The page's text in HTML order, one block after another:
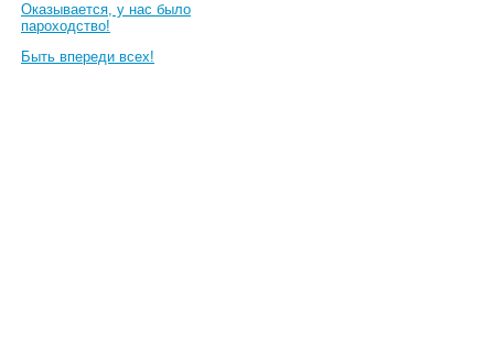
Оказывается, у нас было
пароходство!
Быть впереди всех!